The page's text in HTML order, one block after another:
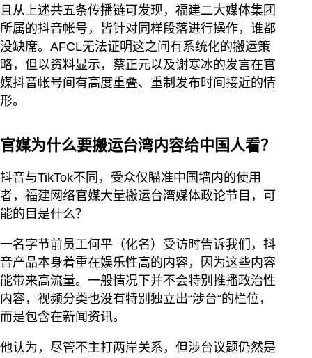
且从上述共五条传播链可发现，福建二大媒体集团
所属的抖音帐号，皆针对同样段落进行操作，谁都
没缺席。AFCL无法证明这之间有系统化的搬运策
略，但以资料显示，蔡正元以及谢寒冰的发言在官
媒抖音帐号间有高度重叠、重制发布时间接近的情
形。
官媒为什么要搬运台湾内容给中国人看？
抖音与TikTok不同，受众仅瞄准中国墙内的使用
者，福建网络官媒大量搬运台湾媒体政论节目，可
能的目是什么？
一名字节前员工何平（化名）受访时告诉我们，抖
音产品本身着重在娱乐性高的内容，因为这些内容
能带来高流量。一般情况下并不会特别推播政治性
内容，视频分类也没有特别独立出“涉台“的栏位，
而是包含在新闻资讯。
他认为，尽管不主打两岸关系，但涉台议题仍然是